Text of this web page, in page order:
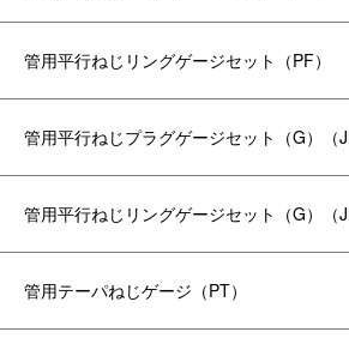
管用平行ねじリングゲージセット （PF）
管用平行ねじプラグゲージセット （G）（
管用平行ねじリングゲージセット （G）（
管用テーパねじゲージ（PT）